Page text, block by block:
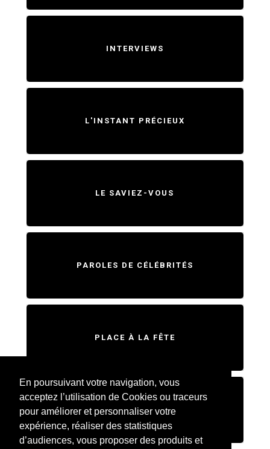
En poursuivant votre navigation, vous
acceptez l’utilisation de Cookies ou traceurs
pour améliorer et personnaliser votre
expérience, réaliser des statistiques
d’audiences, vous proposer des produits et
INTERVIEWS
L'INSTANT PRÉCIEUX
LE SAVIEZ-VOUS
PAROLES DE CÉLÉBRITÉS
PLACE À LA FÊTE
SWEET HOME